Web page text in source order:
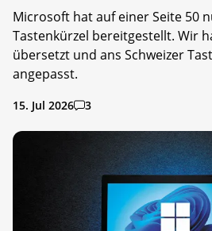
Microsoft hat auf einer Seite 50
Tastenkürzel bereitgestellt. Wir
übersetzt und ans Schweizer
angepasst.
15. Jul 2026 3